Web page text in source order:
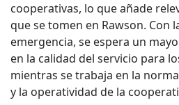
cooperativas, lo que añade
que se tomen en Rawson. Con
emergencia, se espera un
en la calidad del servicio para
mientras se trabaja en la
y la operatividad de la